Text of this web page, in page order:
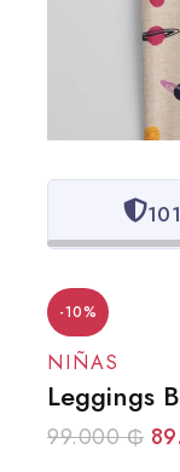
-10%
NIÑAS
Leggings
99.000₲